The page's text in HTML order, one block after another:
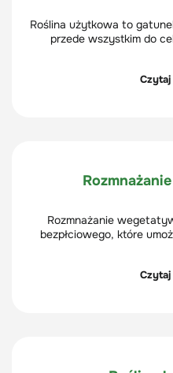
Roślina użytkowa to
przede wszystkim do
stanu
Rozmnażanie
bezpłciowego, które
części